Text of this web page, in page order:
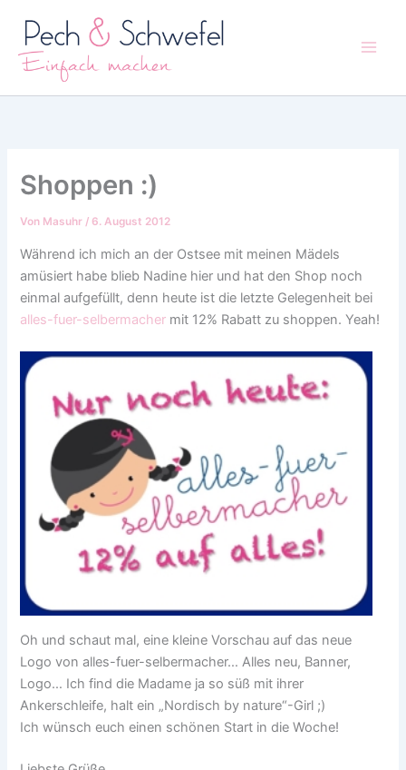
Inhalt
springen
Shoppen :)
Von Masuhr / 6. August 2012
Während ich mich an der Ostsee mit meinen Mädels
amüsiert habe blieb Nadine hier und hat den Shop noch
einmal aufgefüllt, denn heute ist die letzte Gelegenheit bei
alles-fuer-selbermacher mit 12% Rabatt zu shoppen. Yeah!
Oh und schaut mal, eine kleine Vorschau auf das neue
Logo von alles-fuer-selbermacher… Alles neu, Banner,
Logo… Ich find die Madame ja so süß mit ihrer
Ankerschleife, halt ein „Nordisch by nature“-Girl ;)
Ich wünsch euch einen schönen Start in die Woche!